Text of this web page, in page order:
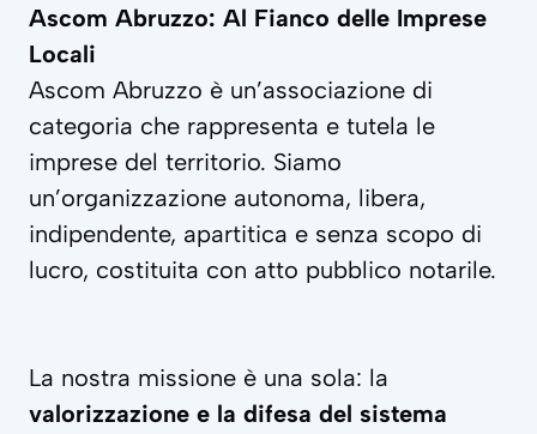
Ascom Abruzzo: Al Fianco delle Imprese
Locali
Ascom Abruzzo è un’associazione di
categoria che rappresenta e tutela le
imprese del territorio. Siamo
un’organizzazione autonoma, libera,
indipendente, apartitica e senza scopo di
lucro, costituita con atto pubblico notarile.
La nostra missione è una sola: la
valorizzazione e la difesa del sistema